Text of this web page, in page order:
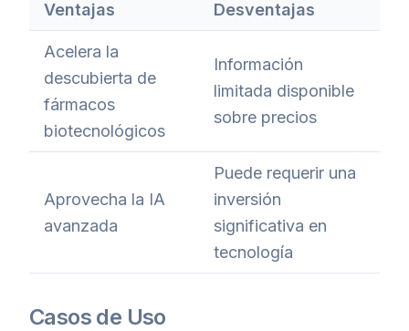
Ventajas Desventajas
Acelera la
descubierta de
fármacos
biotecnológicos
Información
limitada disponible
sobre precios
Aprovecha la IA
avanzada
Puede requerir una
inversión
significativa en
tecnología
Casos de Uso